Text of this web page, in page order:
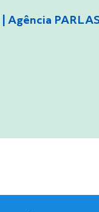
Agência